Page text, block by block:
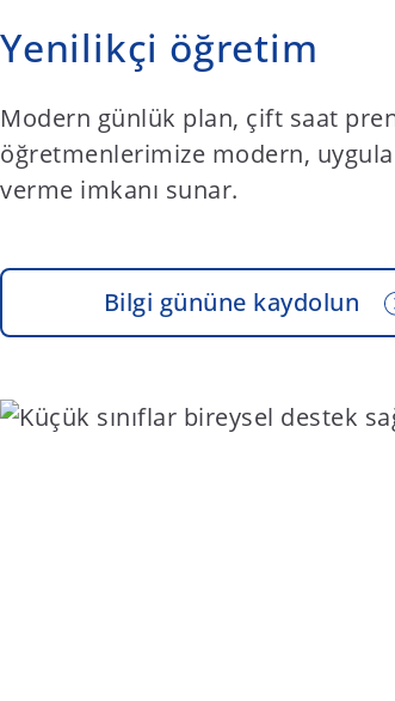
Yenilikçi öğretim
Modern günlük plan, çift saat
öğretmenlerimize modern,
verme imkanı sunar.
Bilgi gününe kaydolun